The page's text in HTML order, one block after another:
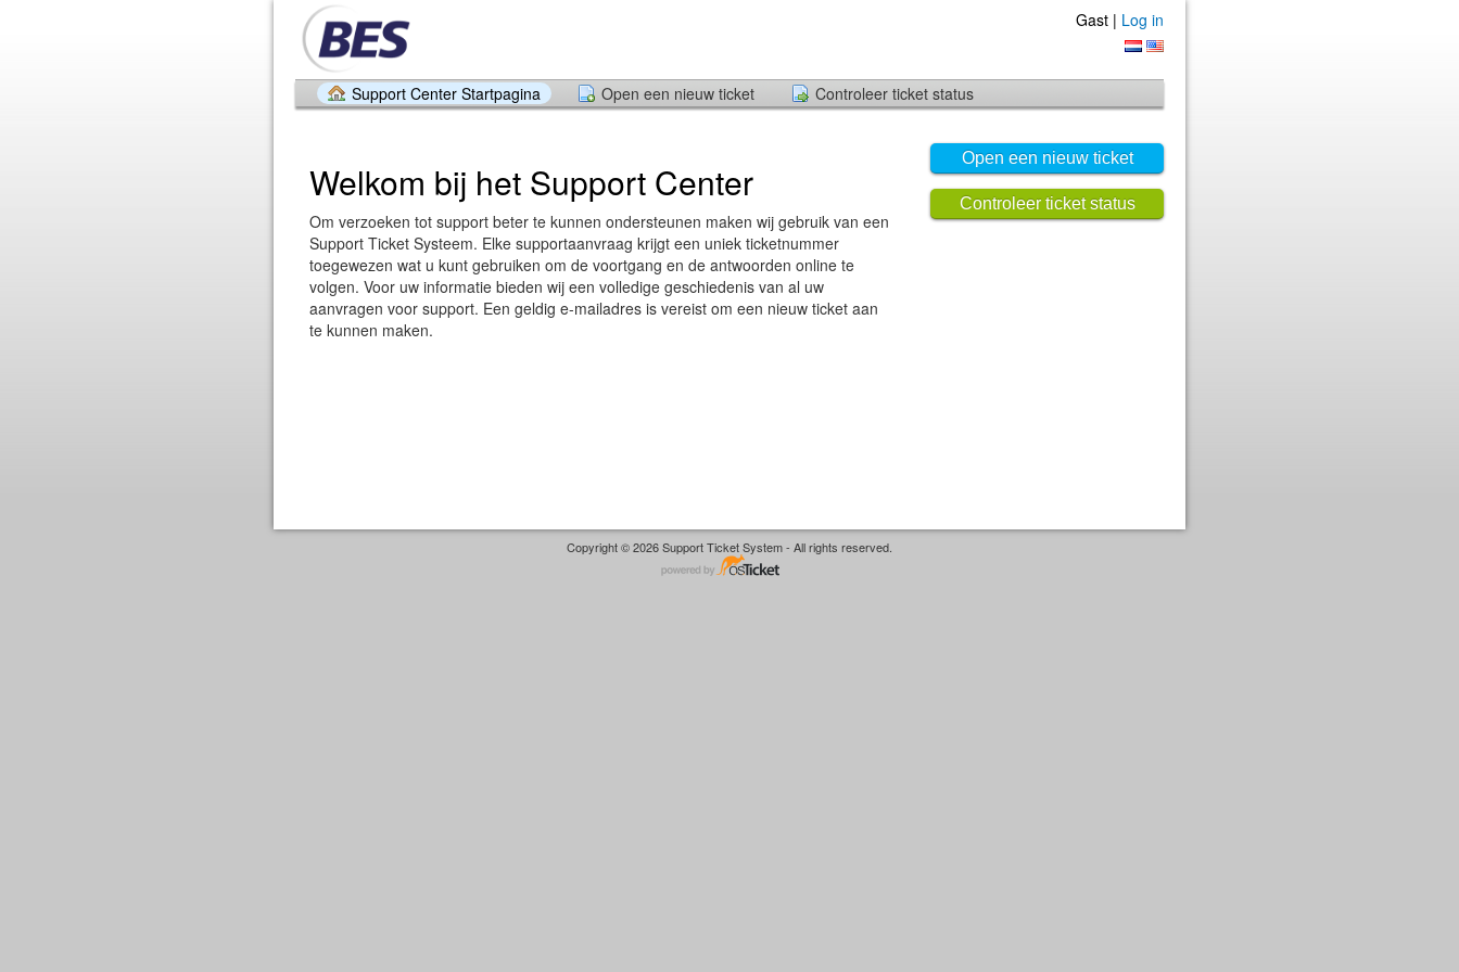
Gast | Log in
Support Center Startpagina Open een nieuw ticket Controleer ticket status
Open een nieuw ticket
Controleer ticket status
Welkom bij het Support Center
Om verzoeken tot support beter te kunnen ondersteunen maken wij gebruik van een
Support Ticket Systeem. Elke supportaanvraag krijgt een uniek ticketnummer
toegewezen wat u kunt gebruiken om de voortgang en de antwoorden online te
volgen. Voor uw informatie bieden wij een volledige geschiedenis van al uw
aanvragen voor support. Een geldig e-mailadres is vereist om een nieuw ticket aan
te kunnen maken.
Copyright © 2026 Support Ticket System - All rights reserved.